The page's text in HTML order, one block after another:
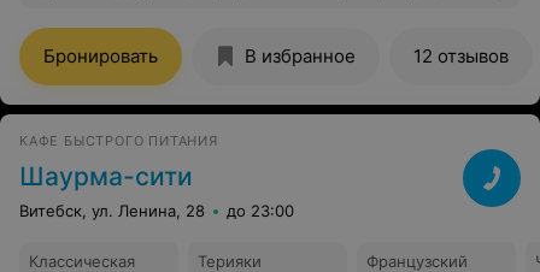
Бронировать В избранное 12 отзывов
КАФЕ БЫСТРОГО ПИТАНИЯ
Шаурма-сити
Витебск, ул. Ленина, 28 до 23:00
Классическая Терияки Французский